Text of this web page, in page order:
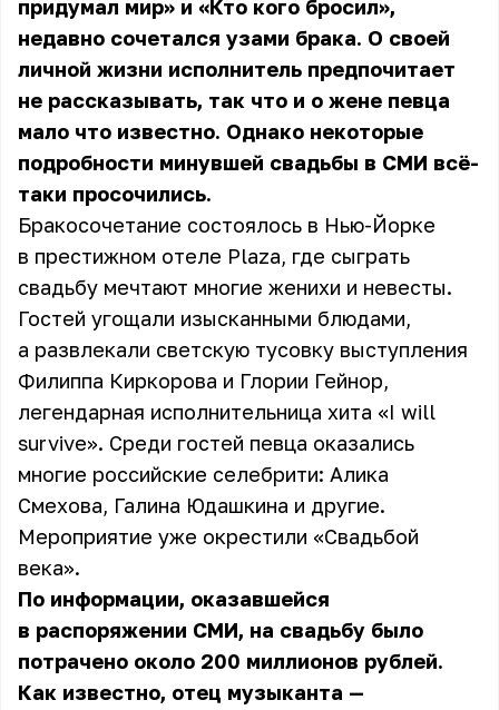
придумал мир» и «Кто кого бросил»,
недавно сочетался узами брака. О своей
личной жизни исполнитель предпочитает
не рассказывать, так что и о жене певца
мало что известно. Однако некоторые
подробности минувшей свадьбы в СМИ всё-
таки просочились.
Бракосочетание состоялось в Нью-Йорке
в престижном отеле Plaza, где сыграть
свадьбу мечтают многие женихи и невесты.
Гостей угощали изысканными блюдами,
а развлекали светскую тусовку выступления
Филиппа Киркорова и Глории Гейнор,
легендарная исполнительница хита «I will
survive». Среди гостей певца оказались
многие российские селебрити: Алика
Смехова, Галина Юдашкина и другие.
Мероприятие уже окрестили «Свадьбой
века».
По информации, оказавшейся
в распоряжении СМИ, на свадьбу было
потрачено около 200 миллионов рублей.
Как известно, отец музыканта —